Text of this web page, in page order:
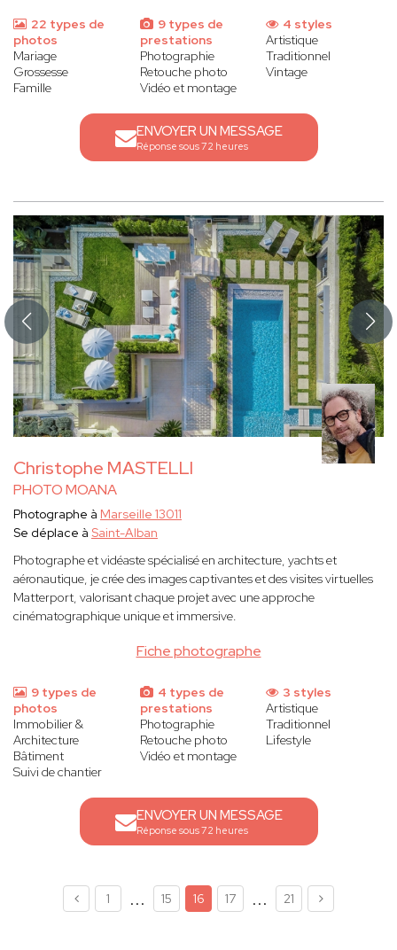
22 types de
photos
Mariage
Grossesse
Famille
9 types de
prestations
Photographie
Retouche photo
Vidéo et montage
4 styles
Artistique
Traditionnel
Vintage
ENVOYER UN MESSAGE
Réponse sous 72 heures
Christophe MASTELLI
PHOTO MOANA
Fiche photographe
Photographe à Marseille 13011
Se déplace à Saint-Alban
Photographe et vidéaste spécialisé en architecture, yachts et
aéronautique, je crée des images captivantes et des visites virtuelles
Matterport, valorisant chaque projet avec une approche
cinématographique unique et immersive.
9 types de
photos
Immobilier &
Architecture
Bâtiment
Suivi de chantier
4 types de
prestations
Photographie
Retouche photo
Vidéo et montage
3 styles
Artistique
Traditionnel
Lifestyle
ENVOYER UN MESSAGE
Réponse sous 72 heures
1 ... 15 16 17 ... 21